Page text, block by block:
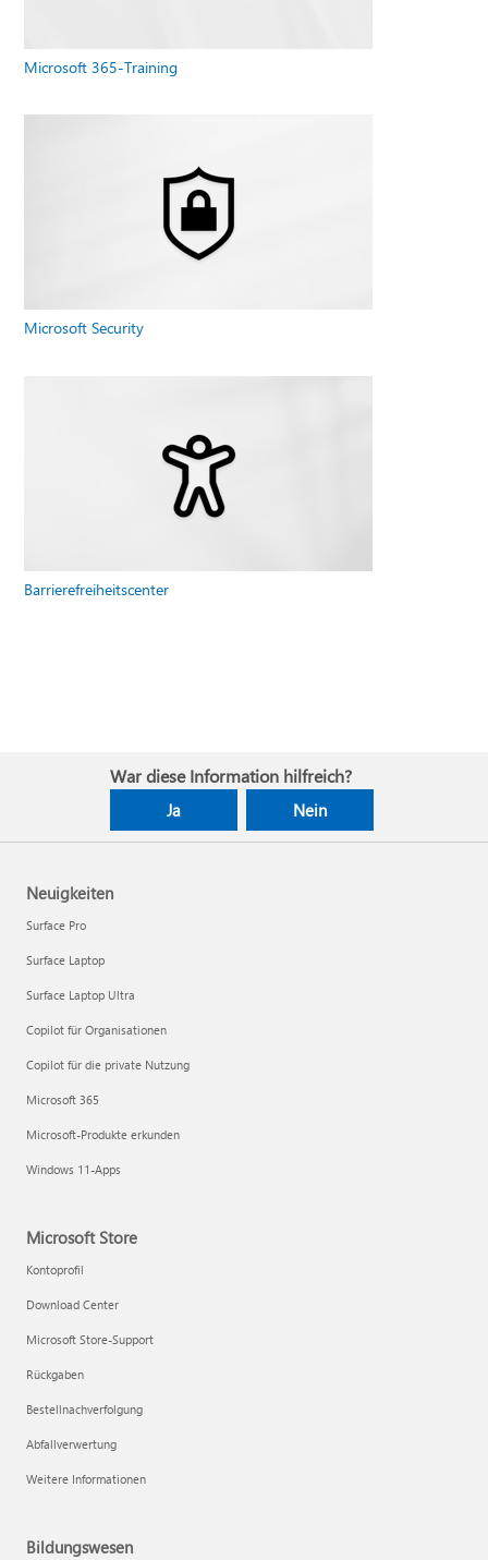
Microsoft 365-Training
Microsoft Security
Barrierefreiheitscenter
War diese Information hilfreich?
Ja Nein
Neuigkeiten
Surface Pro
Surface Laptop
Surface Laptop Ultra
Copilot für Organisationen
Copilot für die private Nutzung
Microsoft 365
Microsoft-Produkte erkunden
Windows 11-Apps
Microsoft Store
Kontoprofil
Download Center
Microsoft Store-Support
Rückgaben
Bestellnachverfolgung
Abfallverwertung
Weitere Informationen
Bildungswesen